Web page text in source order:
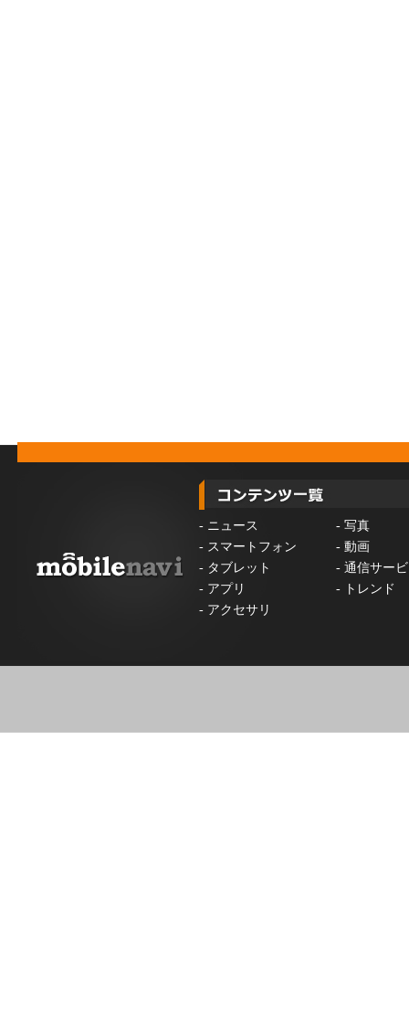
- ニュース - 写真
- スマートフォン - 動画
- タブレット - 通信サー
- アプリ -
トレンド
- アクセサリ